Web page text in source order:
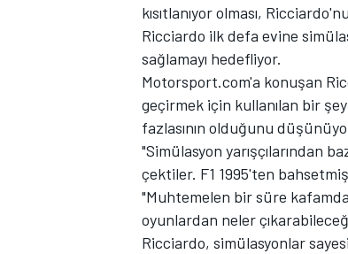
kısıtlanıyor olması,
Ricciardo ilk defa evine
sağlamayı hedefliyor.
Motorsport.com'a konuşan
geçirmek için kullanılan bir
fazlasının olduğunu
"Simülasyon yarışçılarından
çektiler. F1 1995'ten
"Muhtemelen bir süre
oyunlardan neler
Ricciardo, simülasyonlar